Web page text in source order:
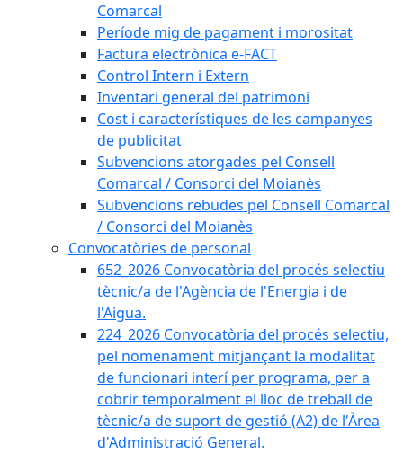
Comarcal
Període mig de pagament i morositat
Factura electrònica e-FACT
Control Intern i Extern
Inventari general del patrimoni
Cost i característiques de les campanyes
de publicitat
Subvencions atorgades pel Consell
Comarcal / Consorci del Moianès
Subvencions rebudes pel Consell Comarcal
/ Consorci del Moianès
Convocatòries de personal
652_2026 Convocatòria del procés selectiu
tècnic/a de l'Agència de l'Energia i de
l'Aigua.
224_2026 Convocatòria del procés selectiu,
pel nomenament mitjançant la modalitat
de funcionari interí per programa, per a
cobrir temporalment el lloc de treball de
tècnic/a de suport de gestió (A2) de l'Àrea
d'Administració General.